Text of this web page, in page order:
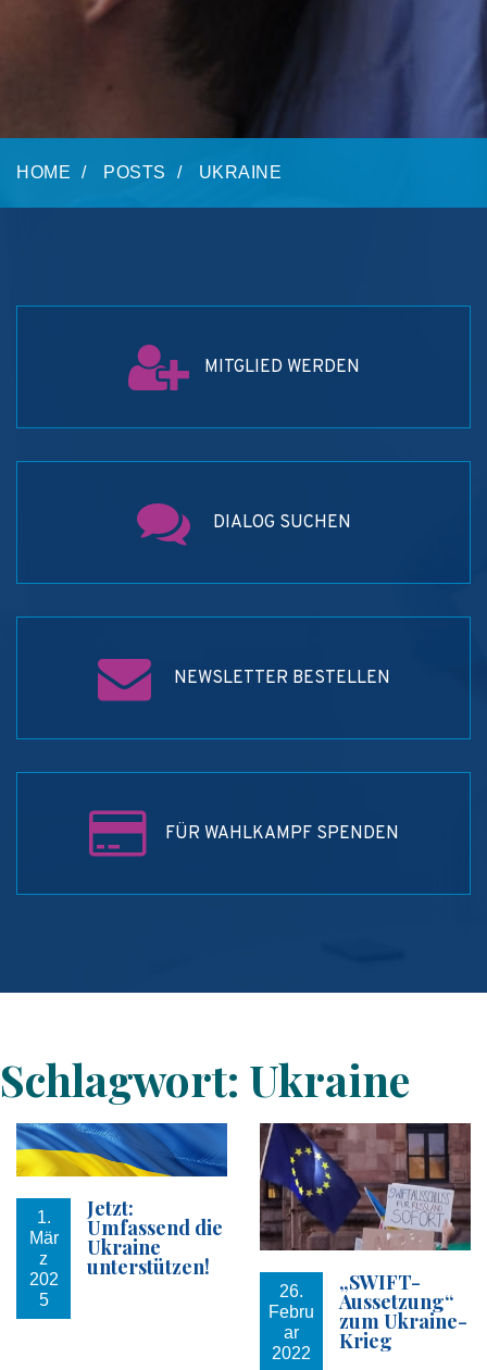
HOME POSTS UKRAINE
MITGLIED WERDEN
DIALOG SUCHEN
NEWSLETTER BESTELLEN
FÜR WAHLKAMPF SPENDEN
Schlagwort: Ukraine
1.
Mär
z
202
5
Jetzt:
Umfassend die
Ukraine
unterstützen!
26.
Febru
ar
2022
„SWIFT-
Aussetzung“
zum Ukraine-
Krieg